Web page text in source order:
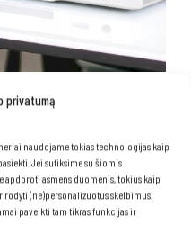
privatumą
naudojame tokias technologijas kaip
Jei sutiksime su šiomis
asmens duomenis, tokius kaip
rodyti (ne)personalizuotus skelbimus.
paveikti tam tikras funkcijas ir